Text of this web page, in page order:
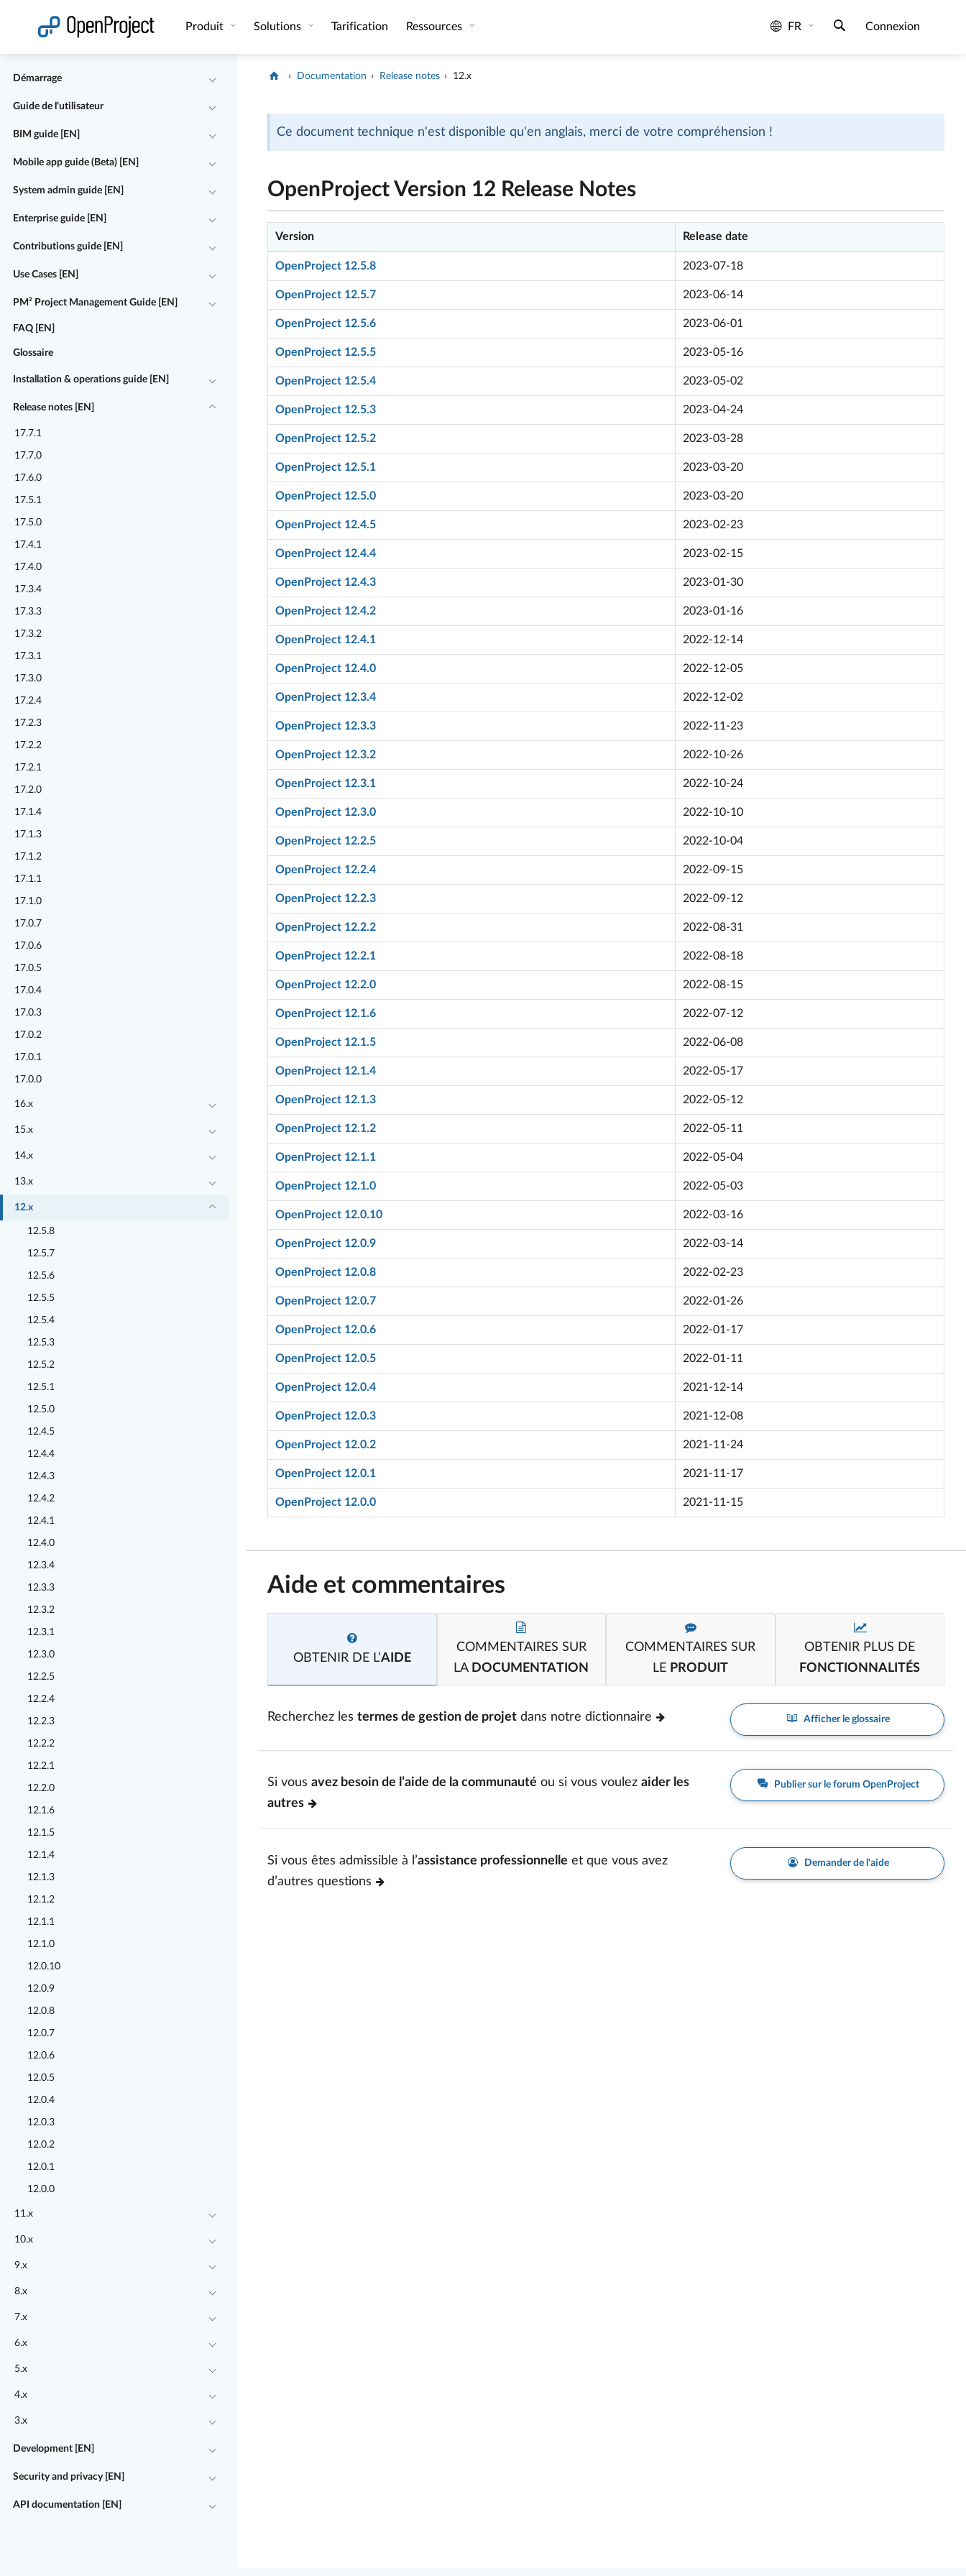
Produit Solutions Tarification Ressources FR Connexion
Démarrage
Guide de l'utilisateur
BIM guide [EN]
Mobile app guide (Beta) [EN]
System admin guide [EN]
Enterprise guide [EN]
Contributions guide [EN]
Use Cases [EN]
PM² Project Management Guide [EN]
FAQ [EN]
Glossaire
Installation & operations guide [EN]
Release notes [EN]
17.7.1
17.7.0
17.6.0
17.5.1
17.5.0
17.4.1
17.4.0
17.3.4
17.3.3
17.3.2
17.3.1
17.3.0
17.2.4
17.2.3
17.2.2
17.2.1
17.2.0
17.1.4
17.1.3
17.1.2
17.1.1
17.1.0
17.0.7
17.0.6
17.0.5
17.0.4
17.0.3
17.0.2
17.0.1
17.0.0
16.x
15.x
14.x
13.x
12.x
12.5.8
12.5.7
12.5.6
12.5.5
12.5.4
12.5.3
12.5.2
12.5.1
12.5.0
12.4.5
12.4.4
12.4.3
12.4.2
12.4.1
12.4.0
12.3.4
12.3.3
12.3.2
12.3.1
12.3.0
12.2.5
12.2.4
12.2.3
12.2.2
12.2.1
12.2.0
12.1.6
12.1.5
12.1.4
12.1.3
12.1.2
12.1.1
12.1.0
12.0.10
12.0.9
12.0.8
12.0.7
12.0.6
12.0.5
12.0.4
12.0.3
12.0.2
12.0.1
12.0.0
11.x
10.x
9.x
8.x
7.x
6.x
5.x
4.x
3.x
Development [EN]
Security and privacy [EN]
API documentation [EN]
Documentation Release notes 12.x
Ce document technique n'est disponible qu'en anglais, merci de votre compréhension !
OpenProject Version 12 Release Notes
Version Release date
OpenProject 12.5.8 2023-07-18
OpenProject 12.5.7 2023-06-14
OpenProject 12.5.6 2023-06-01
OpenProject 12.5.5 2023-05-16
OpenProject 12.5.4 2023-05-02
OpenProject 12.5.3 2023-04-24
OpenProject 12.5.2 2023-03-28
OpenProject 12.5.1 2023-03-20
OpenProject 12.5.0 2023-03-20
OpenProject 12.4.5 2023-02-23
OpenProject 12.4.4 2023-02-15
OpenProject 12.4.3 2023-01-30
OpenProject 12.4.2 2023-01-16
OpenProject 12.4.1 2022-12-14
OpenProject 12.4.0 2022-12-05
OpenProject 12.3.4 2022-12-02
OpenProject 12.3.3 2022-11-23
OpenProject 12.3.2 2022-10-26
OpenProject 12.3.1 2022-10-24
OpenProject 12.3.0 2022-10-10
OpenProject 12.2.5 2022-10-04
OpenProject 12.2.4 2022-09-15
OpenProject 12.2.3 2022-09-12
OpenProject 12.2.2 2022-08-31
OpenProject 12.2.1 2022-08-18
OpenProject 12.2.0 2022-08-15
OpenProject 12.1.6 2022-07-12
OpenProject 12.1.5 2022-06-08
OpenProject 12.1.4 2022-05-17
OpenProject 12.1.3 2022-05-12
OpenProject 12.1.2 2022-05-11
OpenProject 12.1.1 2022-05-04
OpenProject 12.1.0 2022-05-03
OpenProject 12.0.10 2022-03-16
OpenProject 12.0.9 2022-03-14
OpenProject 12.0.8 2022-02-23
OpenProject 12.0.7 2022-01-26
OpenProject 12.0.6 2022-01-17
OpenProject 12.0.5 2022-01-11
OpenProject 12.0.4 2021-12-14
OpenProject 12.0.3 2021-12-08
OpenProject 12.0.2 2021-11-24
OpenProject 12.0.1 2021-11-17
OpenProject 12.0.0 2021-11-15
Aide et commentaires
OBTENIR DE L’AIDE
COMMENTAIRES SUR
LA DOCUMENTATION
COMMENTAIRES SUR
LE PRODUIT
OBTENIR PLUS DE
FONCTIONNALITÉS
Recherchez les termes de gestion de projet dans notre dictionnaire Afficher le glossaire
Si vous avez besoin de l’aide de la communauté ou si vous voulez aider les
autres
Publier sur le forum OpenProject
Si vous êtes admissible à l’assistance professionnelle et que vous avez
d’autres questions
Demander de l'aide